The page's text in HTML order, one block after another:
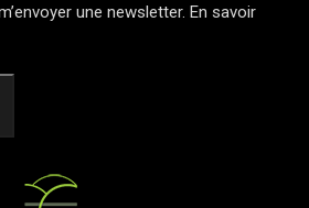
une newsletter.En savoir